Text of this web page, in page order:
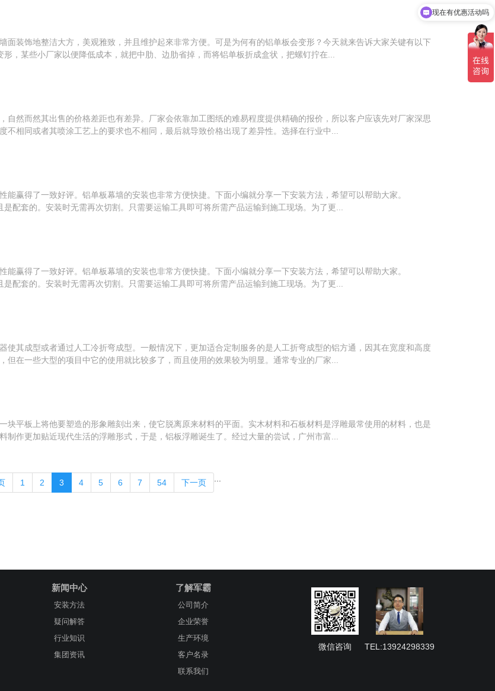
面装饰地整洁大方，美观雅致，并且维护起來非常方便。可是为何有的铝单板会变形？今天就来告诉大家关键有以下
，某些小厂家以便降低成本，就把中肋、边肋省掉，而将铝单板折成盒状，把螺钉拧在...
然而然其出售的价格差距也有差异。厂家会依靠加工图纸的难易程度提供精确的报价，所以客户应该先对厂家深思
不相同或者其喷涂工艺上的要求也不相同，最后就导致价格出现了差异性。选择在行业中...
能赢得了一致好评。铝单板幕墙的安装也非常方便快捷。下面小编就分享一下安装方法，希望可以帮助大家。
配套的。安装时无需再次切割。只需要运输工具即可将所需产品运输到施工现场。为了更...
能赢得了一致好评。铝单板幕墙的安装也非常方便快捷。下面小编就分享一下安装方法，希望可以帮助大家。
配套的。安装时无需再次切割。只需要运输工具即可将所需产品运输到施工现场。为了更...
其成型或者通过人工冷折弯成型。一般情况下，更加适合定制服务的是人工折弯成型的铝方通，因其在宽度和高度
但在一些大型的项目中它的使用就比较多了，而且使用的效果较为明显。通常专业的厂家...
平板上将他要塑造的形象雕刻出来，使它脱离原来材料的平面。实木材料和石板材料是浮雕最常使用的材料，也是
制作更加贴近现代生活的浮雕形式，于是，铝板浮雕诞生了。经过大量的尝试，广州市富...
1 2 3 4 5 6 7 ...
54 下一页
新闻中心
安装方法
疑问解答
行业知识
集团资讯
了解军霸
公司简介
企业荣誉
生产环境
客户名录
联系我们
TEL:13924298339
微信咨询
现在有优惠活动吗